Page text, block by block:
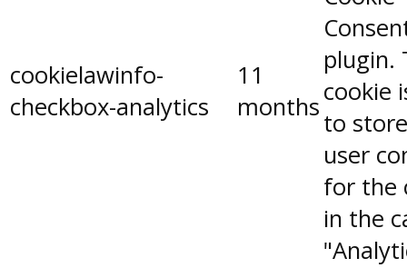
cookielawinfo-
checkbox-analytics
11
months
plugin.
cookie
to
user
for the
in the